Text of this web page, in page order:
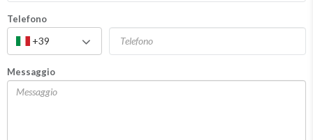
Telefono
+39
Messaggio